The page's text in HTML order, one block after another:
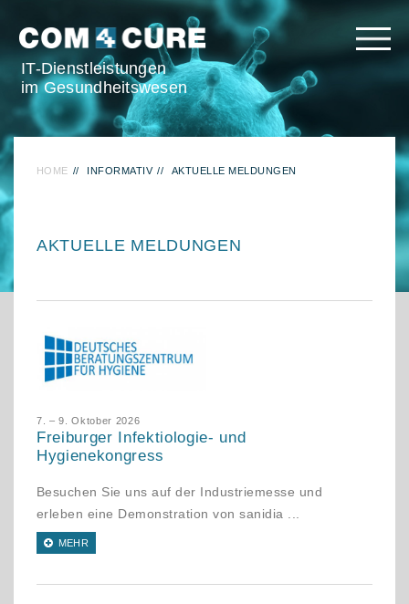
IT-Dienstleistungen
im Gesundheitswesen
HOME INFORMATIV AKTUELLE MELDUNGEN
AKTUELLE MELDUNGEN
7. – 9. Oktober 2026
Freiburger Infektiologie- und
Hygienekongress
Besuchen Sie uns auf der Industriemesse und
erleben eine Demonstration von sanidia ...
MEHR